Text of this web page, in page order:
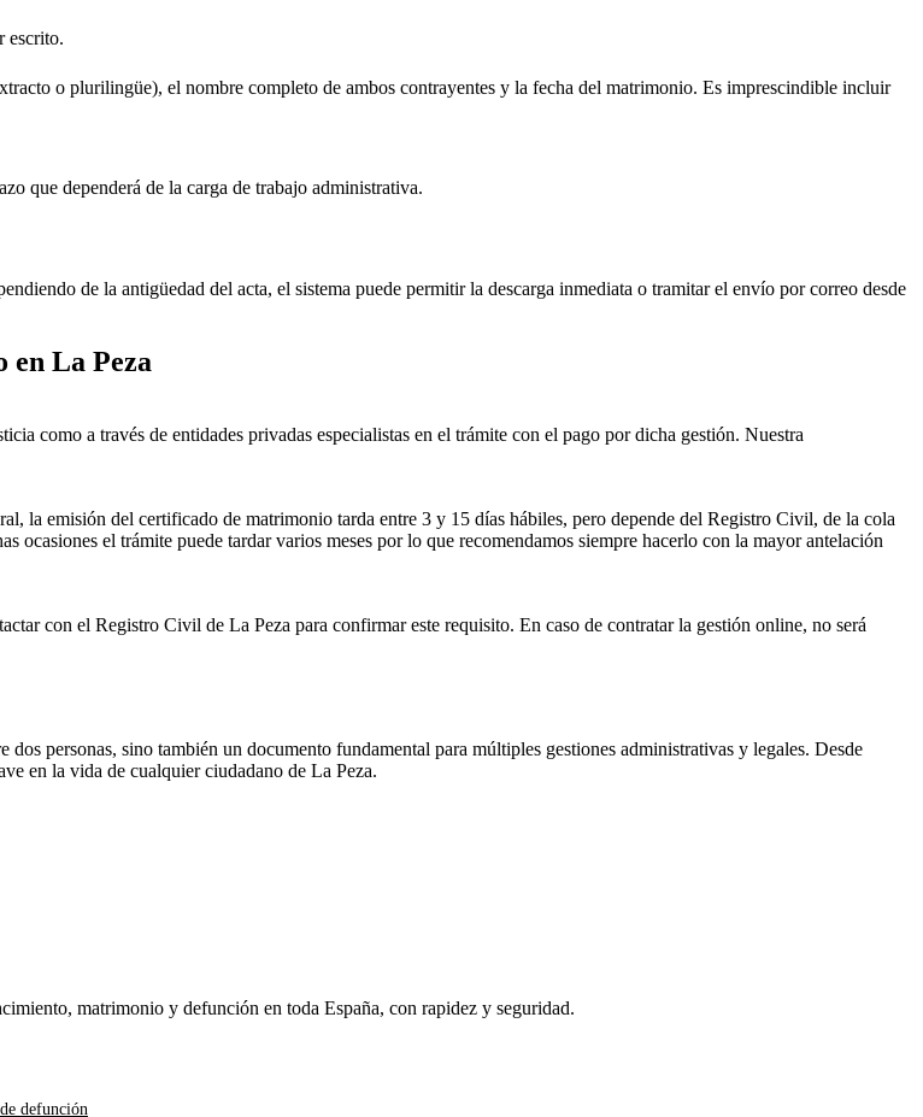
escrito.
o plurilingüe), el nombre completo de ambos contrayentes y la fecha del matrimonio. Es imprescindible incluir
que dependerá de la carga de trabajo administrativa.
de la antigüedad del acta, el sistema puede permitir la descarga inmediata o tramitar el envío por correo desde
en La Peza
como a través de entidades privadas especialistas en el trámite con el pago por dicha gestión. Nuestra
la emisión del certificado de matrimonio tarda entre 3 y 15 días hábiles, pero depende del Registro Civil, de la cola
ocasiones el trámite puede tardar varios meses por lo que recomendamos siempre hacerlo con la mayor antelación
con el Registro Civil de La Peza para confirmar este requisito. En caso de contratar la gestión online, no será
dos personas, sino también un documento fundamental para múltiples gestiones administrativas y legales. Desde
en la vida de cualquier ciudadano de La Peza.
matrimonio y defunción en toda España, con rapidez y seguridad.
defunción